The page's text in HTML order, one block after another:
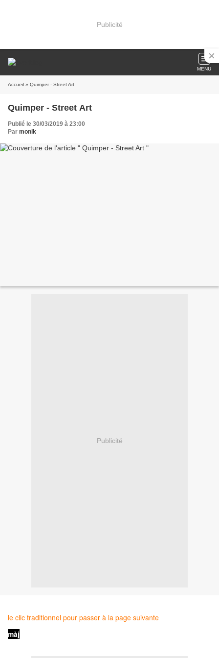
Publicité
MENU
Accueil » Quimper - Street Art
Quimper - Street Art
Publié le 30/03/2019 à 23:00
Par monik
Publicité
le clic traditionnel pour passer à la page suivante
màj